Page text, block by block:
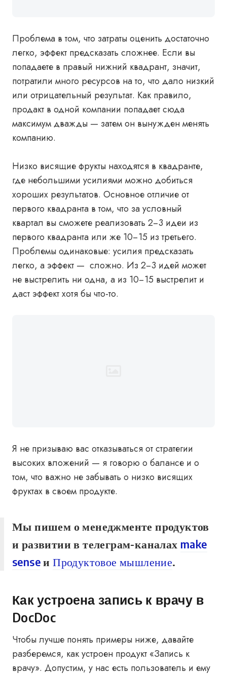
Проблема в том, что затраты оценить достаточно
легко, эффект предсказать сложнее. Если вы
попадаете в правый нижний квадрант, значит,
потратили много ресурсов на то, что дало низкий
или отрицательный результат. Как правило,
продакт в одной компании попадает сюда
максимум дважды — затем он вынужден менять
компанию.
Низко висящие фрукты находятся в квадранте,
где небольшими усилиями можно добиться
хороших результатов. Основное отличие от
первого квадранта в том, что за условный
квартал вы сможете реализовать 2−3 идеи из
первого квадранта или же 10−15 из третьего.
Проблемы одинаковые: усилия предсказать
легко, а эффект — сложно. Из 2−3 идей может
не выстрелить ни одна, а из 10−15 выстрелит и
даст эффект хотя бы что-то.
Я не призываю вас отказываться от стратегии
высоких вложений — я говорю о балансе и о
том, что важно не забывать о низко висящих
фруктах в своем продукте.
Мы пишем о менеджменте продуктов
и развитии в телеграм-каналах make
senseиПродуктовое мышление.
Как устроена запись к врачу в
DocDoc
Чтобы лучше понять примеры ниже, давайте
разберемся, как устроен продукт «Запись к
врачу». Допустим, у нас есть пользователь и ему